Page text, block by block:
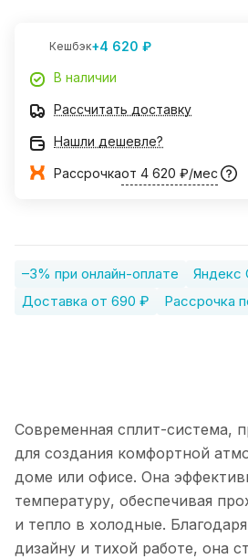
Кешбэк+4 620 ₽
В наличии
Рассчитать доставку
Нашли дешевле?
Рассрочкаот 4 620 ₽/мес
–3% при онлайн-оплате
Яндекс
Доставка от 690 ₽
Рассрочка
Современная сплит-система,
для создания комфортной
доме или офисе. Она
температуру, обеспечивая
и тепло в холодные.
дизайну и тихой работе, она